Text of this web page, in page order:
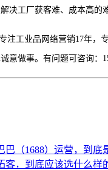
决工厂获客难、成本高的
专注工业品网络营销17年
意做事。有问题可咨询：
巴（1688）运营，到底
客，到底应该选什么样